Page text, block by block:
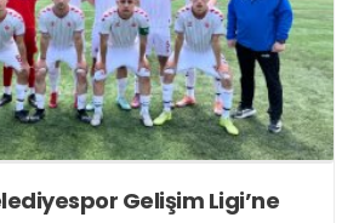
Gelişim Ligi’ne